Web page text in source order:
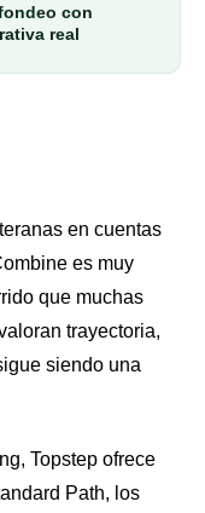
con
real
en cuentas
es muy
que muchas
trayectoria,
siendo una
Topstep ofrece
Path, los